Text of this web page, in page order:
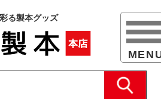
る製本グッズ